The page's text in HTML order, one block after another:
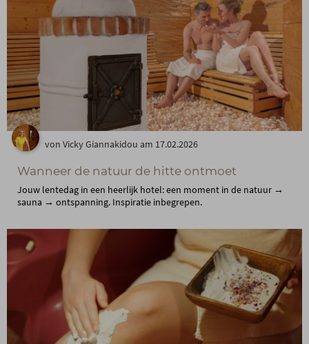
von Vicky Giannakidou am 17.02.2026
Wanneer de natuur de hitte ontmoet
Jouw lentedag in een heerlijk hotel: een moment in de natuur →
sauna → ontspanning. Inspiratie inbegrepen.